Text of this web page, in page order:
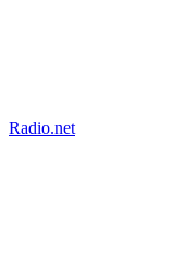
Radio.net